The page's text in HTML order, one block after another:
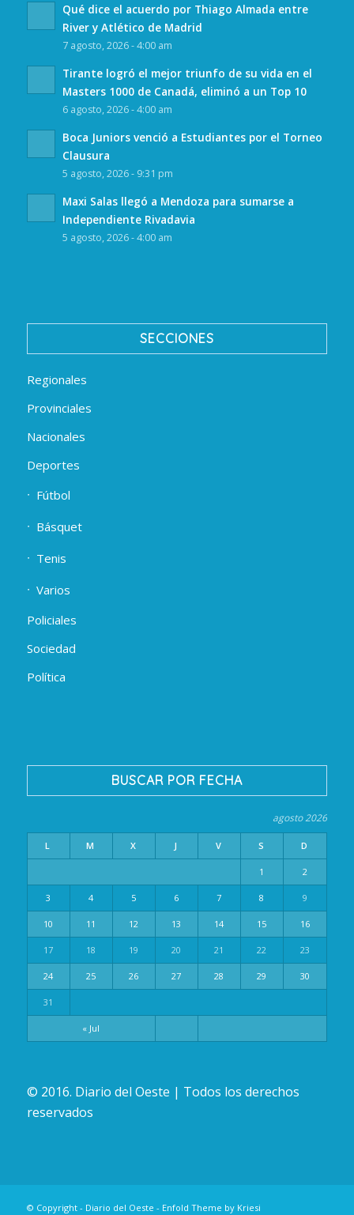
Qué dice el acuerdo por Thiago Almada entre
River y Atlético de Madrid
7 agosto, 2026 - 4:00 am
Tirante logró el mejor triunfo de su vida en el
Masters 1000 de Canadá, eliminó a un Top 10
6 agosto, 2026 - 4:00 am
Boca Juniors venció a Estudiantes por el Torneo
Clausura
5 agosto, 2026 - 9:31 pm
Maxi Salas llegó a Mendoza para sumarse a
Independiente Rivadavia
5 agosto, 2026 - 4:00 am
SECCIONES
Regionales
Provinciales
Nacionales
Deportes
Fútbol
Básquet
Tenis
Varios
Policiales
Sociedad
Política
BUSCAR POR FECHA
agosto 2026
L M X J V S D
« Jul
1 2
3 4 5 6 7 8 9
10 11 12 13 14 15 16
17 18 19 20 21 22 23
24 25 26 27 28 29 30
31
© 2016. Diario del Oeste | Todos los derechos
reservados
© Copyright - Diario del Oeste - Enfold Theme by Kriesi